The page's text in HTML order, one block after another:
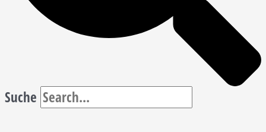
Suche